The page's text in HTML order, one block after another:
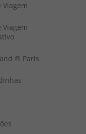
Viagem
Viagem
® Paris